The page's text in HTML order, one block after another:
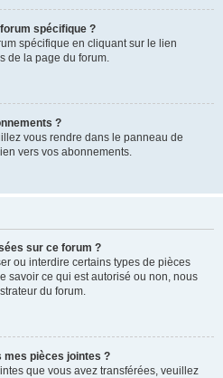
spécifique ?
spécifique en cliquant sur le lien
de la page du forum.
?
vous rendre dans le panneau de
vers vos abonnements.
sur ce forum ?
ou interdire certains types de pièces
savoir ce qui est autorisé ou non, nous
du forum.
pièces jointes ?
que vous avez transférées, veuillez